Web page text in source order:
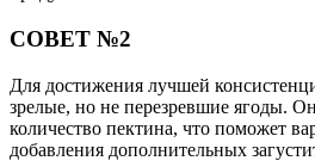
СОВЕТ №2
Для достижения лучшей
зрелые, но не перезревшие ягоды.
количество пектина, что поможет
добавления дополнительных